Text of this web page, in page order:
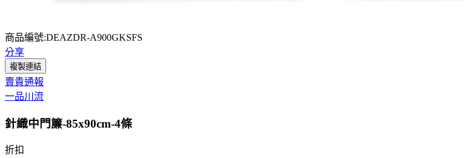
商品編號:DEAZDR-A900GKSFS
分享
複製連結
賣貴通報
一品川流
針織中門簾-85x90cm-4條
折扣